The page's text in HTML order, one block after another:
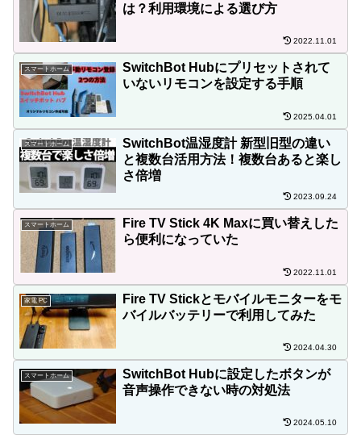
は？利用環境による選び方
2022.11.01
スマートホーム
SwitchBot Hubにプリセットされて
いないリモコンを設定する手順
2025.04.01
スマートホーム
SwitchBot温湿度計 新型旧型の違い
と複数台活用方法！複数台あると楽し
さ倍増
2023.09.24
スマートホーム
Fire TV Stick 4K Maxに買い替えした
ら便利になっていた
2022.11.01
家電 PC
Fire TV Stickとモバイルモニターをモ
バイルバッテリーで利用してみた
2024.04.30
スマートホーム
SwitchBot Hubに設定したボタンが
音声操作できない時の対処法
2024.05.10